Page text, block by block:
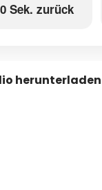
Sek. zurück
herunterladen